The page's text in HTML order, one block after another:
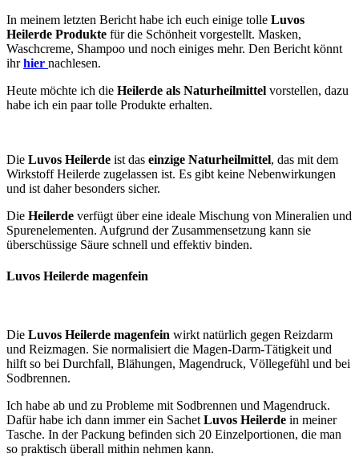
In meinem letzten Bericht habe ich euch einige tolle Luvos
Heilerde Produkte für die Schönheit vorgestellt. Masken,
Waschcreme, Shampoo und noch einiges mehr. Den Bericht könnt
ihrhier nachlesen.
Heute möchte ich die Heilerde als Naturheilmittel vorstellen, dazu
habe ich ein paar tolle Produkte erhalten.
Die Luvos Heilerde ist das einzige Naturheilmittel, das mit dem
Wirkstoff Heilerde zugelassen ist. Es gibt keine Nebenwirkungen
und ist daher besonders sicher.
Die Heilerde verfügt über eine ideale Mischung von Mineralien und
Spurenelementen. Aufgrund der Zusammensetzung kann sie
überschüssige Säure schnell und effektiv binden.
Luvos Heilerde magenfein
Die Luvos Heilerde magenfein wirkt natürlich gegen Reizdarm
und Reizmagen. Sie normalisiert die Magen-Darm-Tätigkeit und
hilft so bei Durchfall, Blähungen, Magendruck, Völlegefühl und bei
Sodbrennen.
Ich habe ab und zu Probleme mit Sodbrennen und Magendruck.
Dafür habe ich dann immer ein SachetLuvos Heilerde in meiner
Tasche. In der Packung befinden sich 20 Einzelportionen, die man
so praktisch überall mithin nehmen kann.